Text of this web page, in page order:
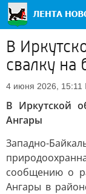
В
свалку на
4 июня 2026, 15:11
В Иркутской
Ангары
Западно-
сообщению о
Ангары в